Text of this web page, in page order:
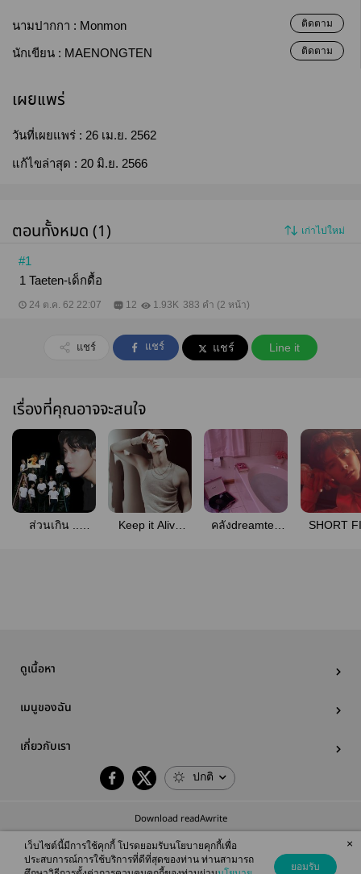
นามปากกา : Monmon ติดตาม
นักเขียน : MAENONGTEN ติดตาม
เผยแพร่
วันที่เผยแพร่ : 26 เม.ย. 2562
แก้ไขล่าสุด : 20 มิ.ย. 2566
ตอนทั้งหมด (1) เก่าไปใหม่
#1
1 Taeten-เด็กดื้อ
24 ต.ค. 62 22:07 12 1.93K 383 คำ (2 หน้า)
แชร์ แชร์ แชร์ Line it
เรื่องที่คุณอาจจะสนใจ
ส่วนเกิน ..
Keep it Alive
คลังdreamten
SHORT
ดูเนื้อหา
เมนูของฉัน
เกี่ยวกับเรา
ปกติ
Download readAwrite
เว็บไซต์นี้มีการใช้คุกกี้ โปรดยอมรับนโยบายคุกกี้เพื่อ
ประสบการณ์การใช้บริการที่ดีที่สุดของท่าน ท่านสามารถ
ยอมรับ
×